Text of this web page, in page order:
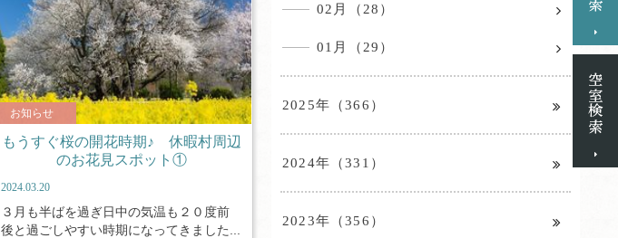
お知らせ
もうすぐ桜の開花時期♪ 休暇村周辺
のお花見スポット①
2024.03.20
３月も半ばを過ぎ日中の気温も２０度前
後と過ごしやすい時期になってきました...
02月（28）
01月（29）
2025年（366）
2024年（331）
2023年（356）